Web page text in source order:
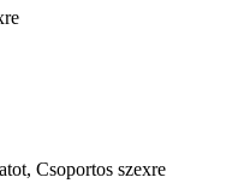
Csoportos szexre